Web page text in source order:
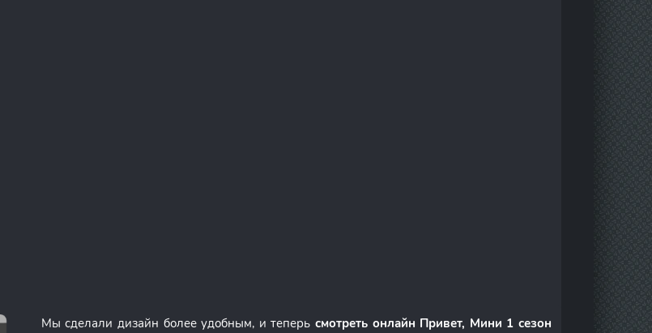
Мы сделали дизайн более удобным, и теперь смотреть онлайн Привет, Мини 1 сезон